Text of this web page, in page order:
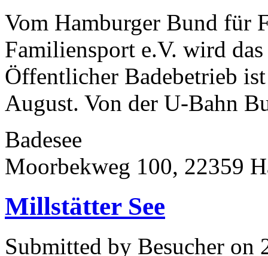
Vom Hamburger Bund für
Familiensport e.V. wird
Öffentlicher Badebetrieb
August. Von der U-Bahn
Badesee
Moorbekweg 100, 22359
Millstätter See
Submitted by Besucher on